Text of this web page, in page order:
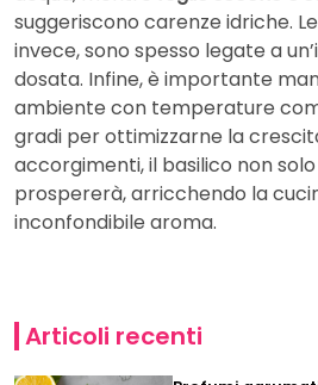
suggeriscono carenze idriche. Le
invece, sono spesso legate a
dosata. Infine, è importante
ambiente con temperature
gradi per ottimizzarne la
accorgimenti, il basilico non
prospererà, arricchendo la
inconfondibile aroma.
Articoli recenti